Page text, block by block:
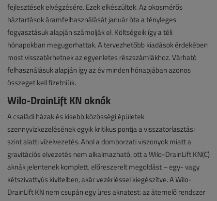
fejlesztések elvégzésére. Ezek elkészültek. Az okosmérős
háztartások áramfelhasználását január óta a tényleges
fogyasztásuk alapján számolják el. Költségeik így a téli
hónapokban megugorhattak. A tervezhetőbb kiadások érdekében
most visszatérhetnek az egyenletes részszámlákhoz. Várható
felhasználásuk alapján így az év minden hónapjában azonos
összeget kell fizetniük.
Wilo-DrainLift KN aknák
A családi házak és kisebb közösségi épületek
szennyvízkezelésének egyik kritikus pontja a visszatorlasztási
szint alatti vízelvezetés. Ahol a domborzati viszonyok miatt a
gravitációs elvezetés nem alkalmazható, ott a Wilo-DrainLift KN(C)
aknák jelentenek komplett, előreszerelt megoldást – egy- vagy
kétszivattyús kivitelben, akár vezérléssel kiegészítve. A Wilo-
DrainLift KN nem csupán egy üres aknatest: az átemelő rendszer